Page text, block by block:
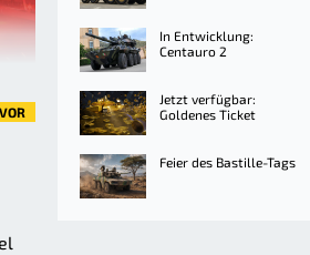
VOR
In Entwicklung:
Centauro 2
Jetzt verfügbar:
Goldenes Ticket
Feier des Bastille-Tags